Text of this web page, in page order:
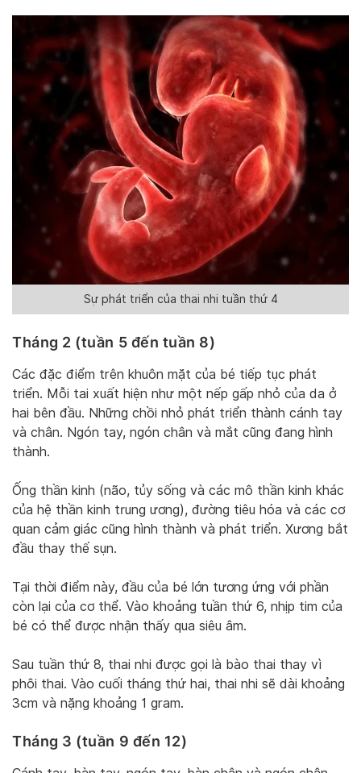
Sự phát triển của thai nhi tuần thứ 4
Tháng 2 (tuần 5 đến tuần 8)
Các đặc điểm trên khuôn mặt của bé tiếp tục phát
triển. Mỗi tai xuất hiện như một nếp gấp nhỏ của da ở
hai bên đầu. Những chồi nhỏ phát triển thành cánh tay
và chân. Ngón tay, ngón chân và mắt cũng đang hình
thành.
Ống thần kinh (não, tủy sống và các mô thần kinh khác
của hệ thần kinh trung ương), đường tiêu hóa và các cơ
quan cảm giác cũng hình thành và phát triển. Xương bắt
đầu thay thế sụn.
Tại thời điểm này, đầu của bé lớn tương ứng với phần
còn lại của cơ thể. Vào khoảng tuần thứ 6, nhịp tim của
bé có thể được nhận thấy qua siêu âm.
Sau tuần thứ 8, thai nhi được gọi là bào thai thay vì
phôi thai. Vào cuối tháng thứ hai, thai nhi sẽ dài khoảng
3cm và nặng khoảng 1 gram.
Tháng 3 (tuần 9 đến 12)